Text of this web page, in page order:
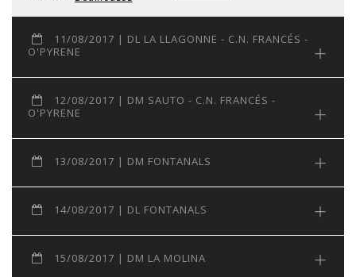
11/08/2017 | DL LA LLAGONNE - C.N. FRANCÉS -
O'PYRENE
12/08/2017 | DM SAUTO - C.N. FRANCÉS -
O'PYRENE
13/08/2017 | DM FONTANALS
14/08/2017 | DL FONTANALS
15/08/2017 | DM LA MOLINA